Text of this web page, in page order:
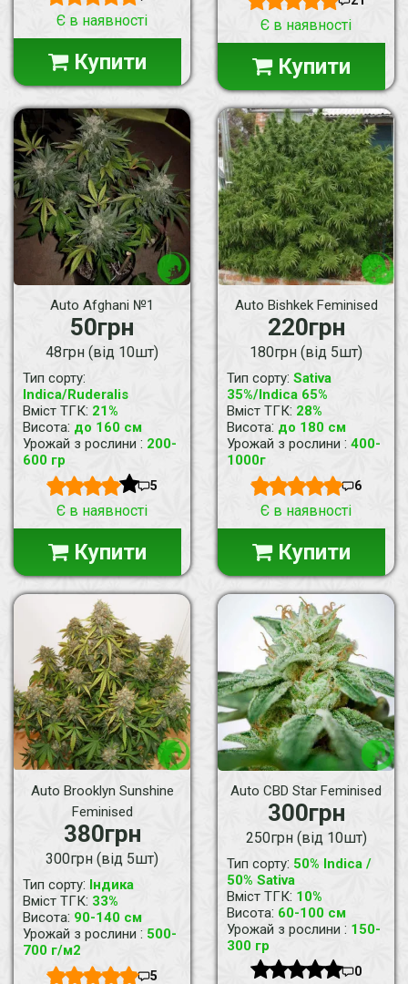
Є в наявності
Купити
Є в наявності
Купити
Auto Afghani №1
50грн
48грн (від 10шт)
Тип сорту:
Indica/Ruderalis
Вміст ТГК: 21%
Висота: до 160 см
Урожай з рослини : 200-
600 гр
5
Є в наявності
Купити
Auto Bishkek Feminised
220грн
180грн (від 5шт)
Тип сорту: Sativa
35%/Indica 65%
Вміст ТГК: 28%
Висота: до 180 см
Урожай з рослини : 400-
1000г
6
Є в наявності
Купити
Auto Brooklyn Sunshine
Feminised
380грн
300грн (від 5шт)
Тип сорту: Індика
Вміст ТГК: 33%
Висота: 90-140 см
Урожай з рослини : 500-
700 г/м2
5
Auto CBD Star Feminised
300грн
250грн (від 10шт)
Тип сорту: 50% Indica /
50% Sativa
Вміст ТГК: 10%
Висота: 60-100 см
Урожай з рослини : 150-
300 гр
0